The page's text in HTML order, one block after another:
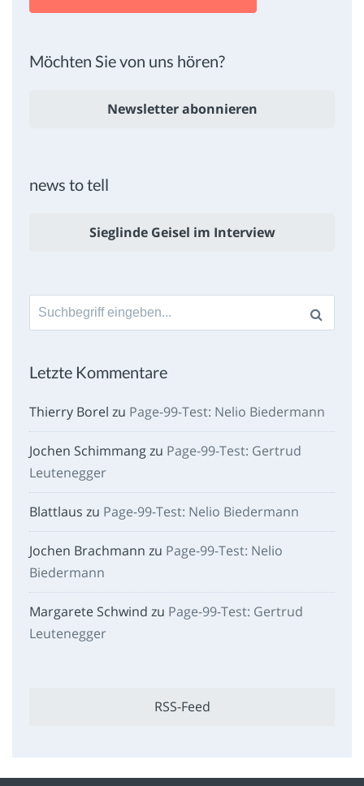
Möchten Sie von uns hören?
Newsletter abonnieren
news to tell
Sieglinde Geisel im Interview
Suche
nach:
Letzte Kommentare
Thierry Borel zu Page-99-Test: Nelio Biedermann
Jochen Schimmangzu Page-99-Test: Gertrud
Leutenegger
Blattlaus zu Page-99-Test: Nelio Biedermann
Jochen Brachmann zu Page-99-Test: Nelio
Biedermann
Margarete Schwind zu Page-99-Test: Gertrud
Leutenegger
RSS-Feed